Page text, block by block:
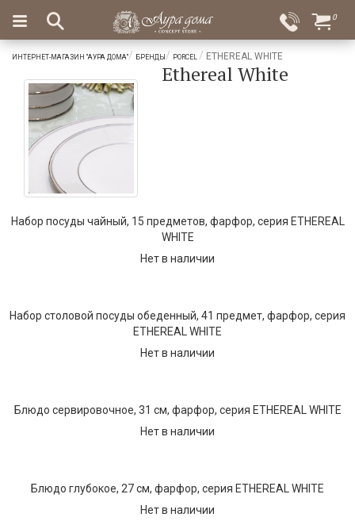
Вход
Избранное
×
Подарки
Ароматы
для
дома
Бар
и
хрусталь
Столовые
Фарфор
0
ИНТЕРНЕТ-МАГАЗИН "АУРА ДОМА" БРЕНДЫ PORCEL ETHEREAL WHITE
Ethereal White
Набор посуды чайный, 15 предметов, фарфор, серия ETHEREAL
WHITE
Нет в наличии
Набор столовой посуды обеденный, 41 предмет, фарфор, серия
ETHEREAL WHITE
Нет в наличии
Блюдо сервировочное, 31 см, фарфор, серия ETHEREAL WHITE
Нет в наличии
Блюдо глубокое, 27 см, фарфор, серия ETHEREAL WHITE
Нет в наличии